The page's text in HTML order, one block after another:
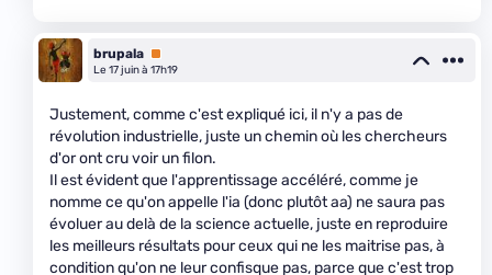
brupala Premium
Le 17 juin à 17h19
Justement, comme c'est expliqué ici, il n'y a pas de
révolution industrielle, juste un chemin où les chercheurs
d'or ont cru voir un filon.
Il est évident que l'apprentissage accéléré, comme je
nomme ce qu'on appelle l'ia (donc plutôt aa) ne saura pas
évoluer au delà de la science actuelle, juste en reproduire
les meilleurs résultats pour ceux qui ne les maitrise pas, à
condition qu'on ne leur confisque pas, parce que c'est trop